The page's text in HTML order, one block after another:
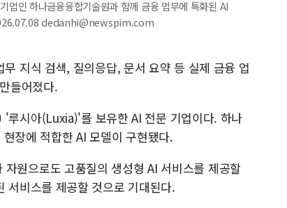
업인 하나금융융합기술원과 함께 금융 업무에 특화된 AI
dedanhi@newspim.com
지식 검색, 질의응답, 문서 요약 등 실제 금융 업
들어졌다.
루시아(Luxia)'를 보유한 AI 전문 기업이다. 하나
장에 적합한 AI 모델이 구현됐다.
원으로도 고품질의 생성형 AI 서비스를 제공할
서비스를 제공할 것으로 기대된다.